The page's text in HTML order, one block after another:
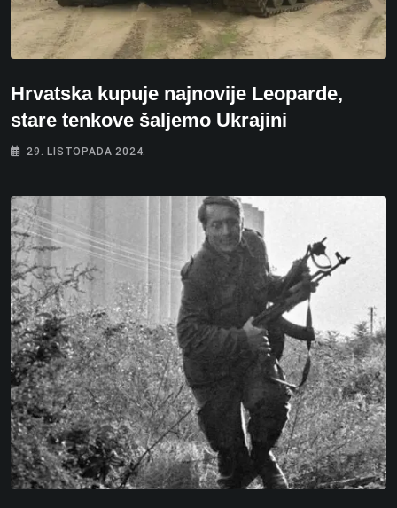
Hrvatska kupuje najnovije Leoparde,
stare tenkove šaljemo Ukrajini
29. LISTOPADA 2024.